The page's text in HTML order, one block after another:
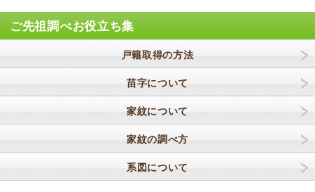
ご先祖調べお役立ち集
戸籍取得の方法
苗字について
家紋について
家紋の調べ方
系図について